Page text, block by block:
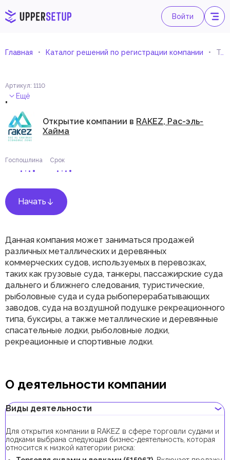
Войти
Главная Каталог решений по регистрации компании Торговля судами и лодками
Артикул: 1110
. Ещё
Открытие компании в RAKEZ, Рас-эль-
Хайма
Госпошлина Срок
Начать
Данная компания может заниматься продажей
различных металлических и деревянных
коммерческих судов, используемых в перевозках,
таких как грузовые суда, танкеры, пассажирские суда
дальнего и ближнего следования, туристические,
рыболовные суда и суда рыбоперерабатывающих
заводов, суда на воздушной подушке рекреационного
типа, буксиры, а также металлические и деревянные
спасательные лодки, рыболовные лодки,
рекреационные и спортивные лодки.
О деятельности компании
Виды деятельности
Для открытия компании в RAKEZ в сфере торговли судами и
лодками выбрана следующая бизнес-деятельность, которая
относится к низкой категории риска: